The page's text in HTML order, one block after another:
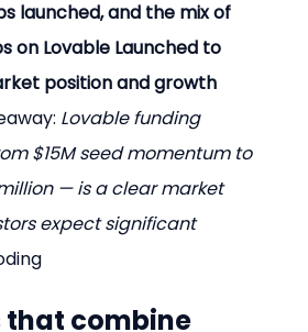
launched, and the mix of
on Lovable Launched to
position and growth
Lovable funding
$15M seed momentum to
— is a clear market
expect significant